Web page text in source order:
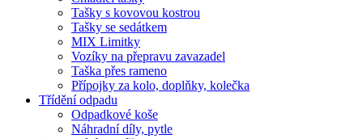
Tašky s kovovou kostrou
Tašky se sedátkem
MIX Limitky
Vozíky na přepravu zavazadel
Taška přes rameno
Přípojky za kolo, doplňky, kolečka
Třídění odpadu
Odpadkové koše
Náhradní díly, pytle